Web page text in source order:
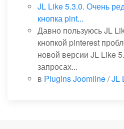
JL Like 5.3.0. Очень
кнопка pint...
Давно пользуюсь JL
кнопкой pinterest
новой версии JL Like
запросах...
в Plugins Joomline/JL